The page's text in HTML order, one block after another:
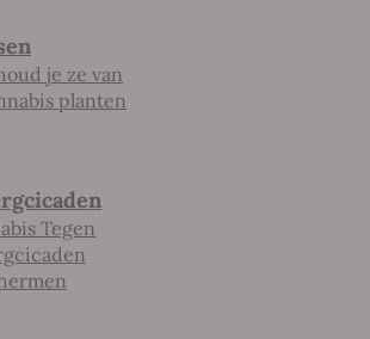
je ze van
planten
Tegen